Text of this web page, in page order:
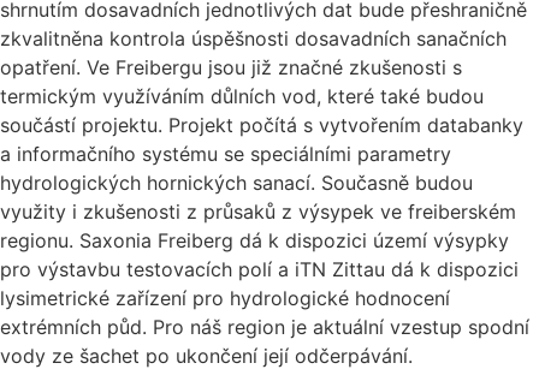
shrnutím dosavadních jednotlivých dat bude přeshraničně
zkvalitněna kontrola úspěšnosti dosavadních sanačních
opatření. Ve Freibergu jsou již značné zkušenosti s
termickým využíváním důlních vod, které také budou
součástí projektu. Projekt počítá s vytvořením databanky
a informačního systému se speciálními parametry
hydrologických hornických sanací. Současně budou
využity i zkušenosti z průsaků z výsypek ve freiberském
regionu. Saxonia Freiberg dá k dispozici území výsypky
pro výstavbu testovacích polí a iTN Zittau dá k dispozici
lysimetrické zařízení pro hydrologické hodnocení
extrémních půd. Pro náš region je aktuální vzestup spodní
vody ze šachet po ukončení její odčerpávání.